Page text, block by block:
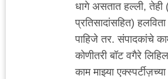
धागे असतात हल्ली, तेही
प्रतिसादांसहित)
पाहिजे तर. संपादकांचे
कोणीतरी बॉट वगैरे
काम माझ्या